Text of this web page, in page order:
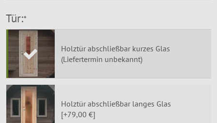
Tür:*
Holztür abschließbar kurzes Glas
(Liefertermin unbekannt)
Holztür abschließbar langes Glas
[+79,00 €]